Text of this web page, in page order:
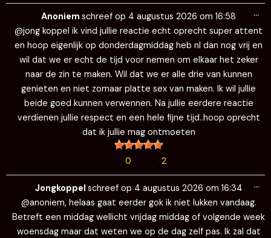
Anoniem schreef op 4 augustus 2026 om 16:58
@jong koppel ik vind jullie reactie echt oprecht super attent
en hoop eigenlijk op donderdagmiddag heb nl dan nog vrij en
wil dat we er echt de tijd voor nemen om elkaar het zeker
naar de zin te maken. Wil dat we er alle drie van kunnen
genieten en niet zomaar platte sex van maken. Ik wil jullie
beide goed kunnen verwennen. Na jullie eerdere reactie
verdienen jullie respect en een hele fijne tijd..hoop oprecht
dat ik jullie mag ontmoeten
0 2
…
Jongkoppel schreef op 4 augustus 2026 om 16:34
@anoniem, helaas gaat eerder gok ik niet lukken vandaag.
Betreft een middag wellicht vrijdag middag of volgende week
woensdag maar dat weten we op de dag zelf pas. Ik zal dat
…